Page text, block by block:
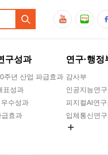
구성과
주년 산업 파급효과
표성과
수성과
급효과
연구·행정
감사부
인공지능연
피지컬AI연구
입체통신연